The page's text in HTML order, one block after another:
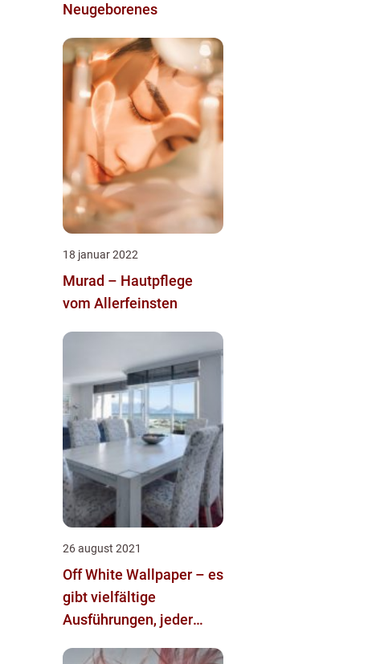
Neugeborenes
18 januar 2022
Murad – Hautpflege
vom Allerfeinsten
26 august 2021
Off White Wallpaper – es
gibt vielfältige
Ausführungen, jeder